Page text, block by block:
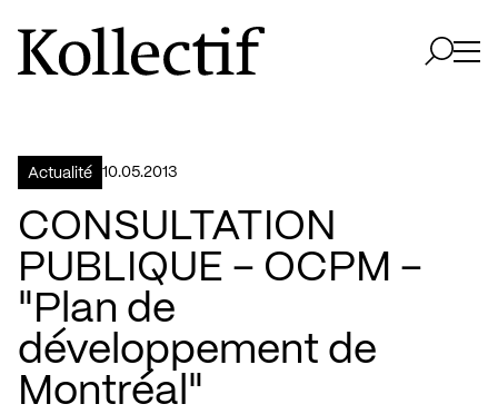
Aller à la page d'accueil
Logo Kollectif
Actualité 10.05.2013
CONSULTATION
PUBLIQUE – OCPM –
"Plan de
développement de
Montréal"